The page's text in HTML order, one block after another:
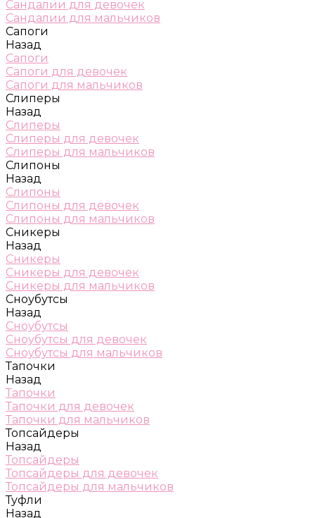
Сандалии для девочек
Сандалии для мальчиков
Сапоги
Назад
Сапоги
Сапоги для девочек
Сапоги для мальчиков
Слиперы
Назад
Слиперы
Слиперы для девочек
Слиперы для мальчиков
Слипоны
Назад
Слипоны
Слипоны для девочек
Слипоны для мальчиков
Сникеры
Назад
Сникеры
Сникеры для девочек
Сникеры для мальчиков
Сноубутсы
Назад
Сноубутсы
Сноубутсы для девочек
Сноубутсы для мальчиков
Тапочки
Назад
Тапочки
Тапочки для девочек
Тапочки для мальчиков
Топсайдеры
Назад
Топсайдеры
Топсайдеры для девочек
Топсайдеры для мальчиков
Туфли
Назад